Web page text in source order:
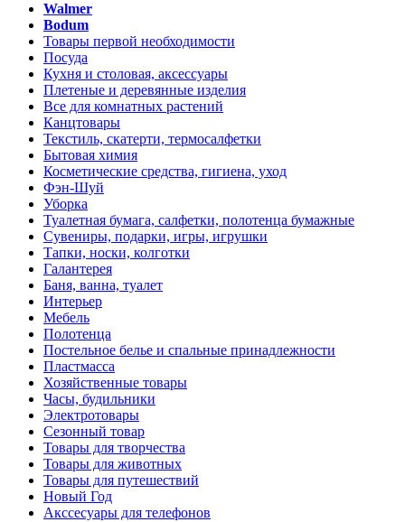
Walmer
Bodum
Товары первой необходимости
Посуда
Кухня и столовая, аксессуары
Плетеные и деревянные изделия
Все для комнатных растений
Канцтовары
Текстиль, скатерти, термосалфетки
Бытовая химия
Косметические средства, гигиена, уход
Фэн-Шуй
Уборка
Туалетная бумага, салфетки, полотенца бумажные
Сувениры, подарки, игры, игрушки
Тапки, носки, колготки
Галантерея
Баня, ванна, туалет
Интерьер
Мебель
Полотенца
Постельное белье и спальные принадлежности
Пластмасса
Хозяйственные товары
Часы, будильники
Электротовары
Сезонный товар
Товары для творчества
Товары для животных
Товары для путешествий
Новый Год
Акссесуары для телефонов